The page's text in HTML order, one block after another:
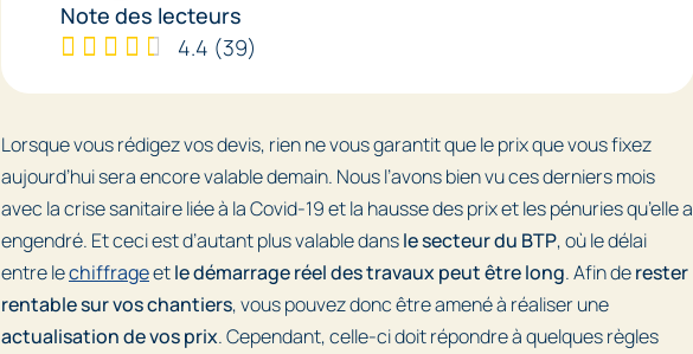
Note des lecteurs
4.4 (39)
Lorsque vous rédigez vos devis, rien ne vous garantit que le prix que vous fixez
aujourd’hui sera encore valable demain. Nous l’avons bien vu ces derniers mois
avec la crise sanitaire liée à la Covid-19 et la hausse des prix et les pénuries qu’elle a
engendré. Et ceci est d’autant plus valable dansle secteur du BTP, où le délai
entre lechiffrageetle démarrage réel des travaux peut être long. Afin derester
rentable sur vos chantiers, vous pouvez donc être amené à réaliser une
actualisation de vos prix. Cependant, celle-ci doit répondre à quelques règles